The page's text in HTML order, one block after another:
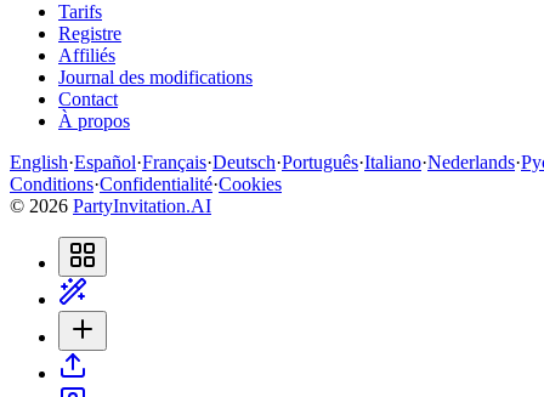
Tarifs
Registre
Affiliés
Journal des modifications
Contact
À propos
English·Español·Français·Deutsch·Português·Italiano·Nederlands·
Conditions·Confidentialité·Cookies
© 2026 PartyInvitation.AI